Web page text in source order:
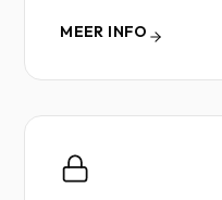
MEER INFO